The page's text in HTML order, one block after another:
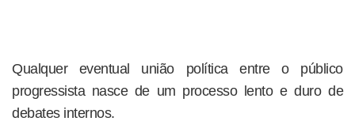
Qualquer eventual união política entre o público
progressista nasce de um processo lento e duro de
debates internos.